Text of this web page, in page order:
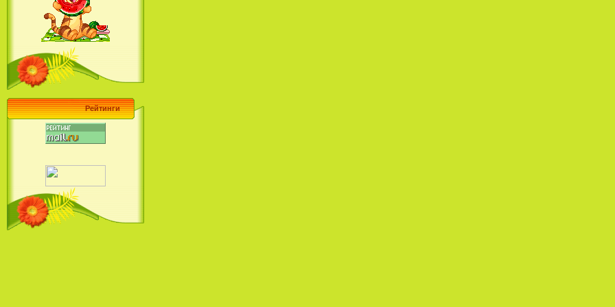
Наша Маша и Волшебный
Орех (2009)
Барби поет! Коллекция песен
кинопринцесс / Barbie Sings! The
Princess Movie Song Collection (2004)
Рио - Саундтрек / Rio - Soundtrack
Рейтинги